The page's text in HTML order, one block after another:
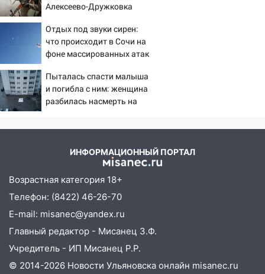
07:18
В Ульяновск идет
тридцатиградусная жара: какая будет
погода в четверг
06:00
Четыре года борьбы: ульяновские
юристы помогли женщине засудить УК
за плесень на стенах
05:00
Кому 6 августа звезды сулят
05.08.2026
Соцсети: на проспекте Тюленева
ДТП с мотоциклистом
20:22
Мошенники обманули 92-летнюю
жительницу Ульяновской области
Житель Ульяновской области
подвез троих незнакомцев на трассе и
заработал уголовное дело
Алексеево-Дружковка
«птах Мадьяра»
Отдых под звуки сирен:
что происходит в Сочи на
фоне массированных атак
Пыталась спасти малыша
и погибла с ним: женщина
разбилась насмерть на
ИНФОРМАЦИОННЫЙ ПОРТАЛ
Возрастная категория 18+
Телефон: (8422) 46-26-70
E-mail: misanec@yandex.ru
Главный редактор - Мисанец З.Ф.
Учредитель - ИП Мисанец Р.Р.
© 2014-2026 Новости Ульяновска онлайн misanec.ru